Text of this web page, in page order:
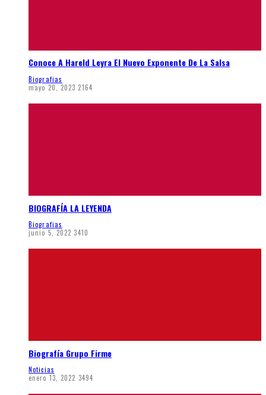
Conoce A Hareld Leyra El Nuevo Exponente De La Salsa
Biografias
mayo 20, 2023 2164
BIOGRAFÍA LA LEYENDA
Biografias
junio 5, 2022 3410
Biografía Grupo Firme
Noticias
enero 13, 2022 3494